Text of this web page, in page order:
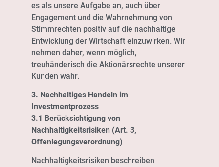
es als unsere Aufgabe an, auch über
Engagement und die Wahrnehmung von
Stimmrechten positiv auf die nachhaltige
Entwicklung der Wirtschaft einzuwirken. Wir
nehmen daher, wenn möglich,
treuhänderisch die Aktionärsrechte unserer
Kunden wahr.
3. Nachhaltiges Handeln im
Investmentprozess
3.1 Berücksichtigung von
Nachhaltigkeitsrisiken (Art. 3,
Offenlegungsverordnung)
Nachhaltigkeitsrisiken beschreiben